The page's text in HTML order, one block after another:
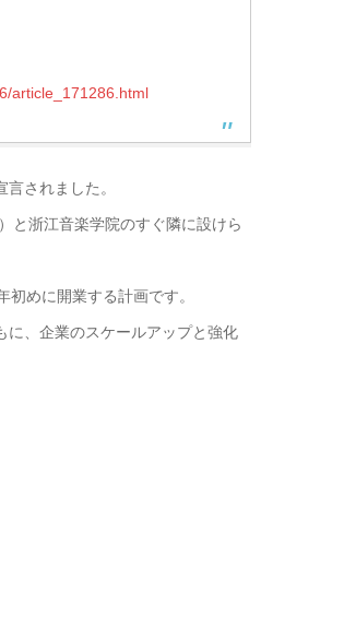
article_171286.html
されました。
と浙江音楽学院のすぐ隣に設けら
めに開業する計画です。
に、企業のスケールアップと強化